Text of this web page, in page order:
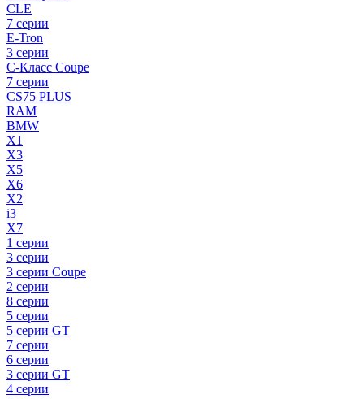
CLE
7 серии
E-Tron
3 серии
C-Класс Coupe
7 серии
CS75 PLUS
RAM
BMW
X1
X3
X5
X6
X2
i3
X7
1 серии
3 серии
3 серии Coupe
2 серии
8 серии
5 серии
5 серии GT
7 серии
6 серии
3 серии GT
4 серии